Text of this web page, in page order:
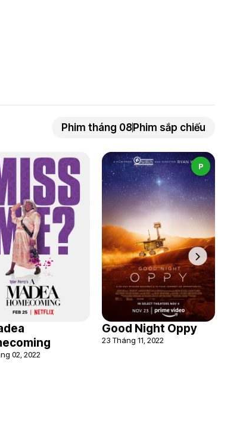
Phim tháng 08 Phim sắp chiếu
02, 2022
P
Good Night Oppy
23 Tháng 11, 2022